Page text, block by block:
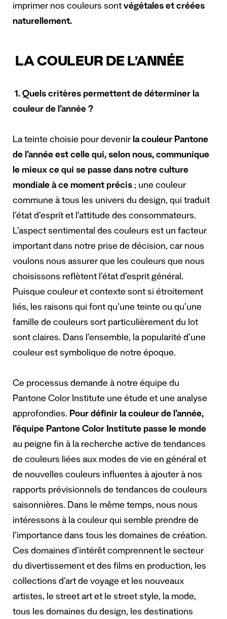
imprimer nos couleurs sontvégétales et créées
naturellement.
LA COULEUR DE L’ANNÉE
1. Quels critères permettent de déterminer la
couleur de l’année ?
La teinte choisie pour devenir la couleur Pantone
de l’année est celle qui, selon nous, communique
le mieux ce qui se passe dans notre culture
mondiale à ce moment précis ; une couleur
commune à tous les univers du design, qui traduit
l’état d’esprit et l’attitude des consommateurs.
L’aspect sentimental des couleurs est un facteur
important dans notre prise de décision, car nous
voulons nous assurer que les couleurs que nous
choisissons reflètent l’état d’esprit général.
Puisque couleur et contexte sont si étroitement
liés, les raisons qui font qu’une teinte ou qu’une
famille de couleurs sort particulièrement du lot
sont claires. Dans l’ensemble, la popularité d’une
couleur est symbolique de notre époque.
Ce processus demande à notre équipe du
Pantone Color Institute une étude et une analyse
approfondies. Pour définir la couleur de l’année,
l’équipe Pantone Color Institute passe le monde
au peigne fin à la recherche active de tendances
de couleurs liées aux modes de vie en général et
de nouvelles couleurs influentes à ajouter à nos
rapports prévisionnels de tendances de couleurs
saisonnières. Dans le même temps, nous nous
intéressons à la couleur qui semble prendre de
l’importance dans tous les domaines de création.
Ces domaines d’intérêt comprennent le secteur
du divertissement et des films en production, les
collections d’art de voyage et les nouveaux
artistes, le street art et le street style, la mode,
tous les domaines du design, les destinations